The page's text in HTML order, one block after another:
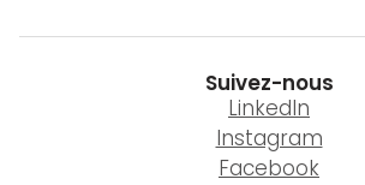
Suivez-nous
LinkedIn
Instagram
Facebook